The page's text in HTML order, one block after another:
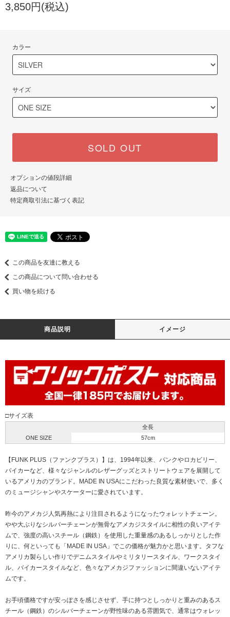
3,850円(税込)
カラー
サイズ
SOLD OUT
オプションの値段詳細
返品について
特定商取引法に基づく表記
この商品を友達に教える
この商品について問い合わせる
買い物を続ける
商品説明 イメージ
□サイズ表
全長
ONE SIZE
57cm
【FUNK PLUS（ファンクプラス）】は、1994年以来、パンクやロカビリー、
バイカーなど、様々なジャンルのレザーグッズとストリートウェアを展開して
いるアメリカのブランド。MADE IN USAにこだわった良質な素材使いで、多く
のミュージシャンやスケーターに愛されています。
昨今のアメカジ人気再熱により注目されるようになったウォレットチェーン。
やや大ぶりなシルバーチェーンが無骨なアメカジスタイルに相性の良いアイテ
ムで、強度の高いスチール（鋼鉄）を使用した重量感のあるしっかりとした作
りに、何といっても「MADE IN USA」でこの価格が魅力かと思います。タフな
アメリカ製らしい作りでデニムスタイルやミリタリースタイル、ワークスタイ
ル、バイカースタイルなど、色々なアメカジファッションに間違いないアイテ
ムです。
お手頃価格ですが安っぽさを感じさせず、手に持つとしっかりと重みのあるス
チール（鋼鉄）のシルバーチェーンが野性味のある雰囲気で、通常はウォレッ